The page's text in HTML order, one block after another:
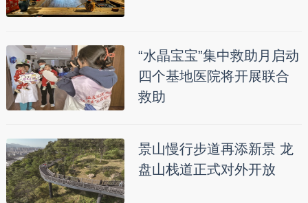
“水晶宝宝”集中救助月启动
四个基地医院将开展联合
救助
景山慢行步道再添新景 龙
盘山栈道正式对外开放